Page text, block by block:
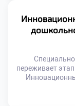
формирует
проект
переживает
Традиционные